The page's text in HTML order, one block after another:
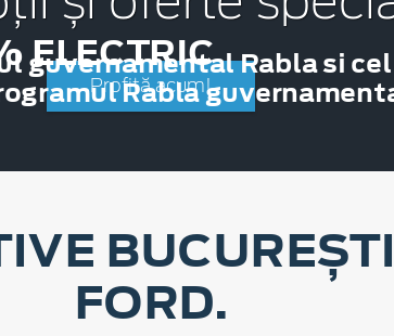
guvernamental Rabla si
ELECTRIC
Rabla
Profită acum!
FORD.